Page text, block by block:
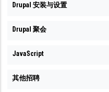
Drupal 安装与设置
Drupal 聚会
JavaScript
其他招聘